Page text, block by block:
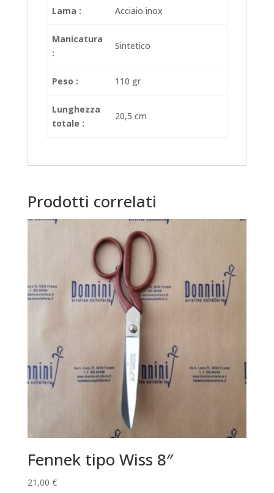
Lama : Acciaio inox
Manicatura
:
Sintetico
Peso : 110 gr
Lunghezza
totale :
20,5 cm
Prodotti correlati
Fennek tipo Wiss 8″
21,00 €